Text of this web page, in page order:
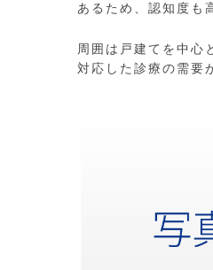
あるため、認知度も
周囲は戸建てを中心
対応した診療の需要